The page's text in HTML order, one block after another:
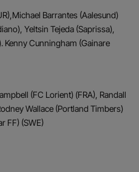
Barrantes (Aalesund)
Yeltsin Tejeda (Saprissa),
Kenny Cunningham (Gainare
(FC Lorient) (FRA), Randall
Wallace (Portland Timbers)
FF) (SWE)